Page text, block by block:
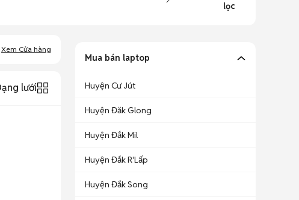
lọc
Xem Cửa hàng
lưới
Mua bán laptop
Huyện Cư Jút
Huyện Đăk Glong
Huyện Đắk Mil
Huyện Đắk R'Lấp
Huyện Đắk Song